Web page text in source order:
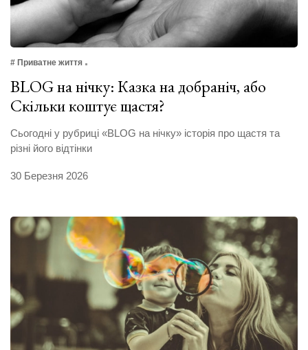
# Приватне життя
BLOG на нічку: Казка на добраніч, або
Скільки коштує щастя?
Сьогодні у рубриці «BLOG на нічку» історія про щастя та
різні його відтінки
30 Березня 2026